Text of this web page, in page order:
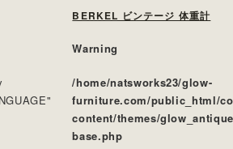
BERKEL ビンテージ 体重計
Warning
/home/natsworks23/glow-
furniture.com/public_html/
content/themes/
base.php